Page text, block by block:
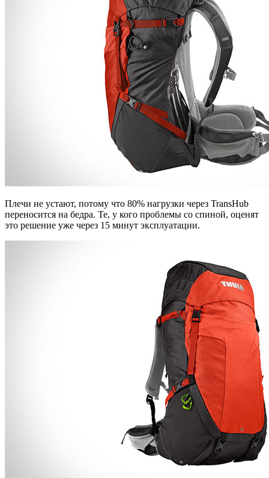
Плечи не устают, потому что 80% нагрузки через TransHub
переносится на бедра. Те, у кого проблемы со спиной, оценят
это решение уже через 15 минут эксплуатации.